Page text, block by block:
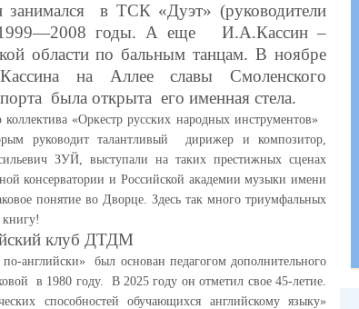
занимался в ТСК «Дуэт» (руководители
годы. А еще И.А.Кассин –
области по бальным танцам. В ноябре
на Аллее славы Смоленского
была открыта его именная стела.
«Оркестр русских народных инструментов»
руководит талантливый дирижер и композитор,
ЗУЙ, выступали на таких престижных сценах
консерватории и Российской академии музыки имени
понятие во Дворце. Здесь так много триумфальных
клуб ДТДМ
был основан педагогом дополнительного
в 1980 году. В 2025 году он отметил свое 45-летие.
способностей обучающихся английскому языку»